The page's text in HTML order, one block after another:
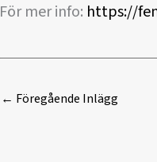
För mer info: https://
← Föregående Inlägg